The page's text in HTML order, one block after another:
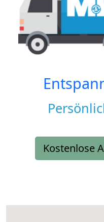
Kostenlose